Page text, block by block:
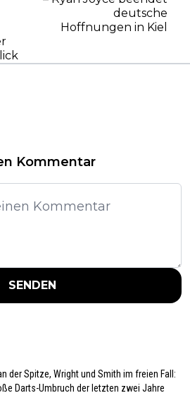
deutsche
Hoffnungen in Kiel
Kommentar
SENDEN
der Spitze, Wright und Smith im freien Fall:
Darts-Umbruch der letzten zwei Jahre